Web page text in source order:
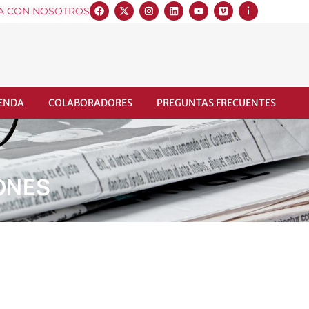
CON NOSOTROS
COLABORADORES PREGUNTAS FRECUENTES